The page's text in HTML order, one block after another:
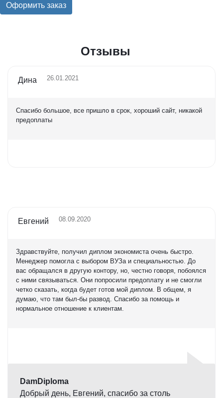
Оформить заказ
Отзывы
Дина 26.01.2021
Спасибо большое, все пришло в срок, хороший сайт, никакой
предоплаты
Евгений 08.09.2020
Здравствуйте, получил диплом экономиста очень быстро.
Менеджер помогла с выбором ВУЗа и специальностью. До
вас обращался в другую контору, но, честно говоря, побоялся
с ними связываться. Они попросили предоплату и не смогли
четко сказать, когда будет готов мой диплом. В общем, я
думаю, что там был-бы развод. Спасибо за помощь и
нормальное отношение к клиентам.
DamDiploma
Добрый день, Евгений, спасибо за столь